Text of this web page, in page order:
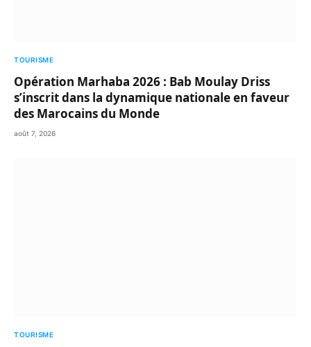
TOURISME
Opération Marhaba 2026 : Bab Moulay Driss
s’inscrit dans la dynamique nationale en faveur
des Marocains du Monde
août 7, 2026
TOURISME